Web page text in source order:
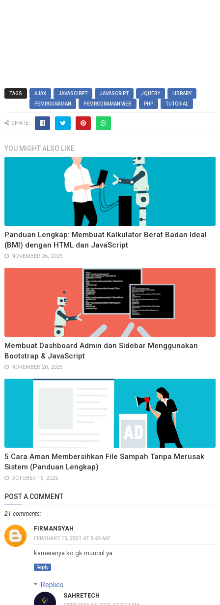
TAGS AJAX JAVASCIRPT JAVASCRIPT JQUERY
LIBRARY
PEMROGRAMAN
PEMROGRAMAN WEB PHP TUTORIAL
SHARE:
YOU MIGHT ALSO LIKE
Panduan Lengkap: Membuat Kalkulator Berat Badan Ideal
(BMI) dengan HTML dan JavaScript
NOVEMBER 26, 2025
Membuat Dashboard Admin dan Sidebar Menggunakan
Bootstrap & JavaScript
NOVEMBER 20, 2025
5 Cara Aman Membersihkan File Sampah Tanpa Merusak
Sistem (Panduan Lengkap)
OCTOBER 16, 2025
POST A COMMENT
21 comments:
FIRMANSYAH
FEBRUARY 15, 2021 AT 5:40 AM
kameranya ko gk muncul ya
Reply
Replies
SAHRETECH